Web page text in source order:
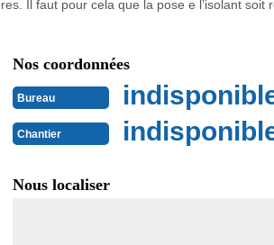
Il faut pour cela que la pose e l’isolant soit
Nos coordonnées
Bureau
Chantier
Nous localiser